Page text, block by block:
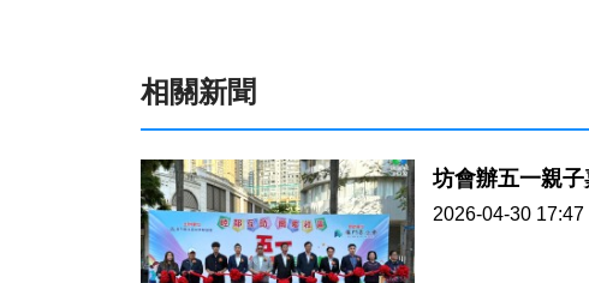
相關新聞
坊會辦五一親
2026-04-30 17:47